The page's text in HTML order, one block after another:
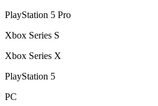
PlayStation 5 Pro
Xbox Series S
Xbox Series X
PlayStation 5
PC